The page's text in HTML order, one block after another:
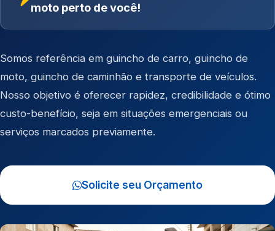
moto perto de você!
Somos referência em guincho de carro, guincho de
moto, guincho de caminhão e transporte de veículos.
Nosso objetivo é oferecer rapidez, credibilidade e ótimo
custo-benefício, seja em situações emergenciais ou
serviços marcados previamente.
Solicite seu Orçamento